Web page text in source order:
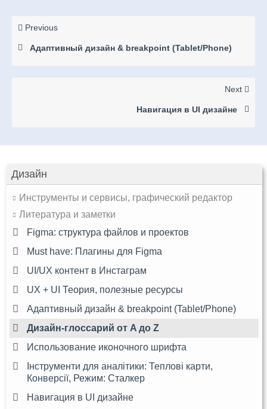
Дизайн
Инструменты и сервисы, графический редактор
Литература и заметки
Figma: структура файлов и проектов
Must have: Плагины для Figma
UI/UX контент в Инстаграм
UX + UI Теория, полезные ресурсы
Адаптивный дизайн & breakpoint (Tablet/Phone)
Дизайн-глоссарий от A до Z
Использование иконочного шрифта
Інструменти для аналітики: Теплові карти,
Конверсії, Режим: Сталкер
Навигация в UI дизайне
Previous
Адаптивный дизайн & breakpoint (Tablet/Phone)
Next
Навигация в UI дизайне